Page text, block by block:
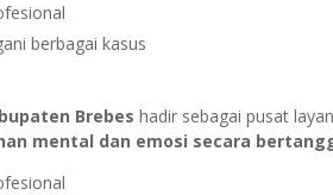
berbagai kasus
Brebes hadir sebagai pusat
mental dan emosi secara